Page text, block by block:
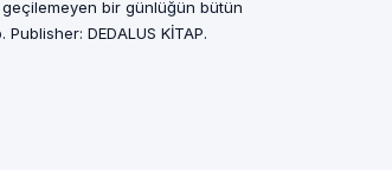
bir günlüğün bütün
DEDALUS KİTAP.